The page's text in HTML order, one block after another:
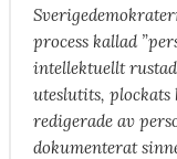
process kallad
intellektuellt
uteslutits,
redigerade av
dokumenterat